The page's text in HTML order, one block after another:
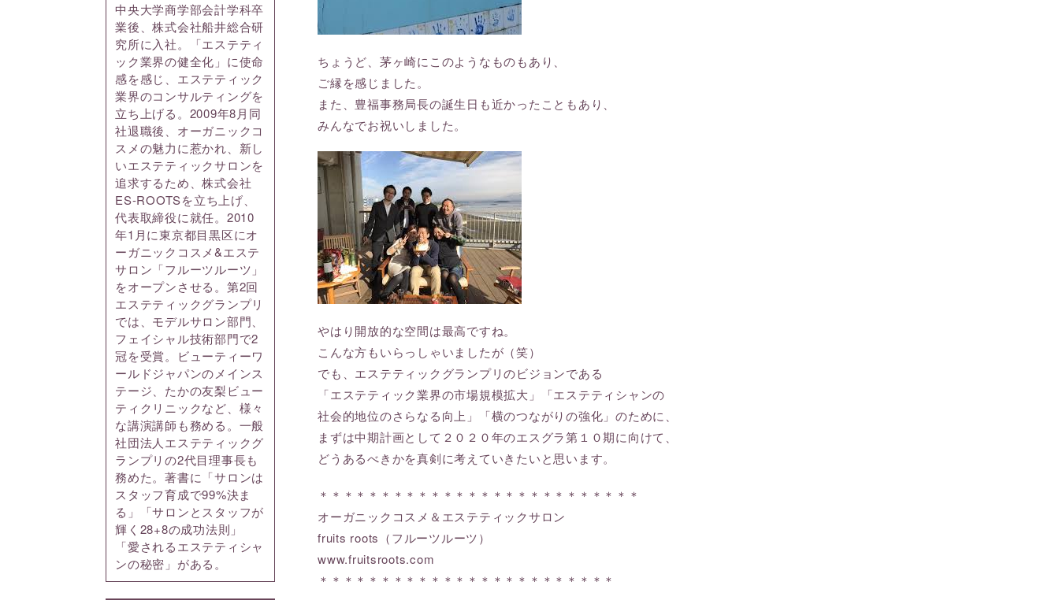
ちょうど、茅ヶ崎にこのようなものもあり、
ご縁を感じました。
また、豊福事務局長の誕生日も近かったこともあり、
みんなでお祝いしました。
やはり開放的な空間は最高ですね。
こんな方もいらっしゃいましたが（笑）
でも、エステティックグランプリのビジョンである
「エステティック業界の市場規模拡大」「エステティシャンの
社会的地位のさらなる向上」「横のつながりの強化」のために、
まずは中期計画として２０２０年のエスグラ第１０期に向けて、
どうあるべきかを真剣に考えていきたいと思います。
＊＊＊＊＊＊＊＊＊＊＊＊＊＊＊＊＊＊＊＊＊＊＊＊＊＊
オーガニックコスメ＆エステティックサロン
fruits roots（フルーツルーツ）
www.fruitsroots.com
＊＊＊＊＊＊＊＊＊＊＊＊＊＊＊＊＊＊＊＊＊＊＊＊
中央大学商学部会計学科卒
業後、株式会社船井総合研
究所に入社。「エステティ
ック業界の健全化」に使命
感を感じ、エステティック
業界のコンサルティングを
立ち上げる。2009年8月同
社退職後、オーガニックコ
スメの魅力に惹かれ、新し
いエステティックサロンを
追求するため、株式会社
ES-ROOTSを立ち上げ、
代表取締役に就任。2010
年1月に東京都目黒区にオ
ーガニックコスメ&エステ
サロン「フルーツルーツ」
をオープンさせる。第2回
エステティックグランプリ
では、モデルサロン部門、
フェイシャル技術部門で2
冠を受賞。ビューティーワ
ールドジャパンのメインス
テージ、たかの友梨ビュー
ティクリニックなど、様々
な講演講師も務める。一般
社団法人エステティックグ
ランプリの2代目理事長も
務めた。著書に「サロンは
スタッフ育成で99%決ま
る」「サロンとスタッフが
輝く28+8の成功法則」
「愛されるエステティシャ
ンの秘密」がある。